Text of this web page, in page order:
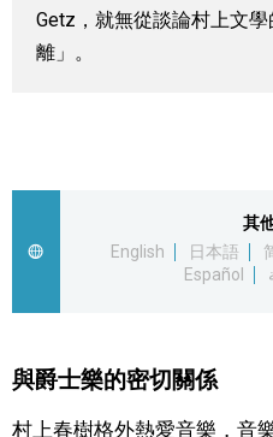
人物訪談
政治外交
社會
文化
Getz，就無從談論村上文
離」。
其
English
日本語
Español
與爵士樂的密切關係
村上春樹格外熱愛音樂，音